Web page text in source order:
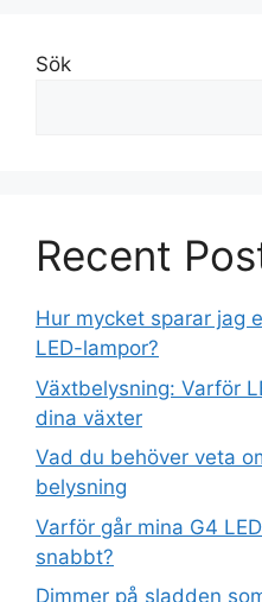
Sök
Recent
Hur mycket sparar jag
LED-lampor?
Växtbelysning: Varför
dina växter
Vad du behöver veta
belysning
Varför går mina G4
snabbt?
Dimmer på sladden